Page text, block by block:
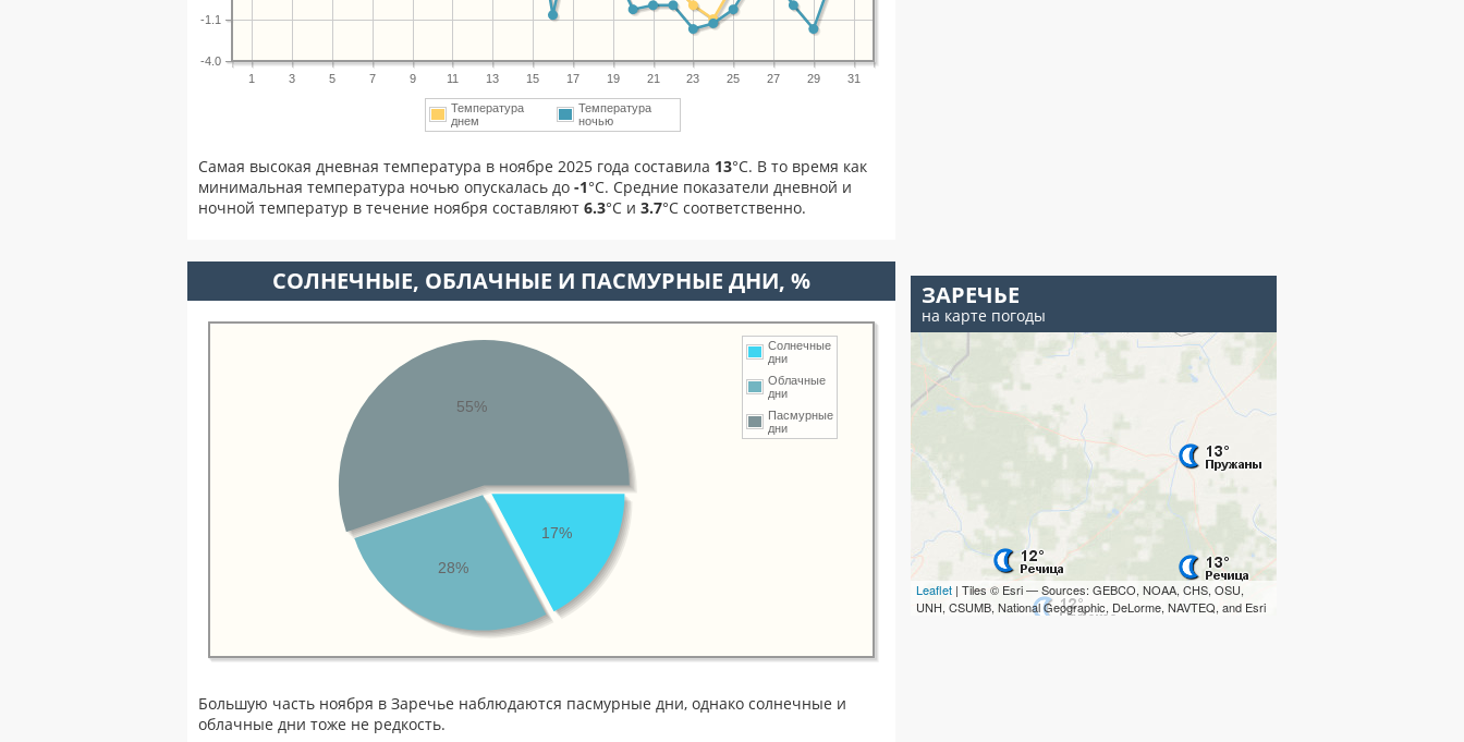
1 3 5 7 9 11 13 15 17 19 21 23 25 27 29 31
-4.0
-1.1
Температура
днем
Температура
ночью
Самая высокая дневная температура в ноябре 2025 года составила 13°С. В то время как
минимальная температура ночью опускалась до -1°C. Средние показатели дневной и
ночной температур в течение ноября составляют 6.3°С и 3.7°С соответственно.
CОЛНЕЧНЫЕ, ОБЛАЧНЫЕ И ПАСМУРНЫЕ ДНИ, %
Солнечные
дни
Облачные
дни
Пасмурные
дни
17%
28%
55%
Большую часть ноября в Заречье наблюдаются пасмурные дни, однако солнечные и
облачные дни тоже не редкость.
ЗАРЕЧЬЕ
на карте погоды
Leaflet | Tiles © Esri — Sources: GEBCO, NOAA, CHS, OSU,
UNH, CSUMB, National Geographic, DeLorme, NAVTEQ, and Esri